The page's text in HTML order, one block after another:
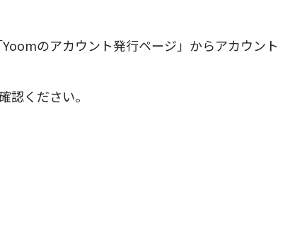
のアカウント発行ページ」からアカウント
認ください。